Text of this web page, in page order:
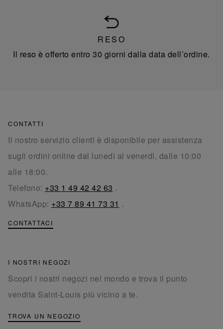
RESO
Il reso è offerto entro 30 giorni dalla data dell’ordine.
CONTATTI
Il nostro servizio clienti è disponibile per assistenza
sugli ordini online dal lunedì al venerdì, dalle 10:00
alle 18:00.
Telefono: +33 1 49 42 42 63 .
WhatsApp: +33 7 89 41 73 31 .
CONTATTACI
I NOSTRI NEGOZI
Scopri i nostri negozi nel mondo e trova il punto
vendita Saint-Louis più vicino a te.
TROVA UN NEGOZIO